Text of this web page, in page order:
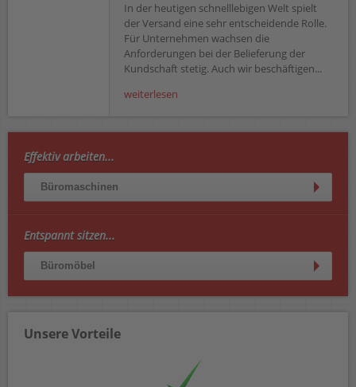
In der heutigen schnelllebigen Welt spielt
der Versand eine sehr entscheidende Rolle.
Für Unternehmen wachsen die
Anforderungen bei der Belieferung der
Kundschaft stetig. Auch wir beschäftigen...
weiterlesen
Effektiv arbeiten...
Büromaschinen
Entspannt sitzen...
Büromöbel
Unsere Vorteile